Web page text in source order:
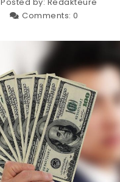
Comments: 0